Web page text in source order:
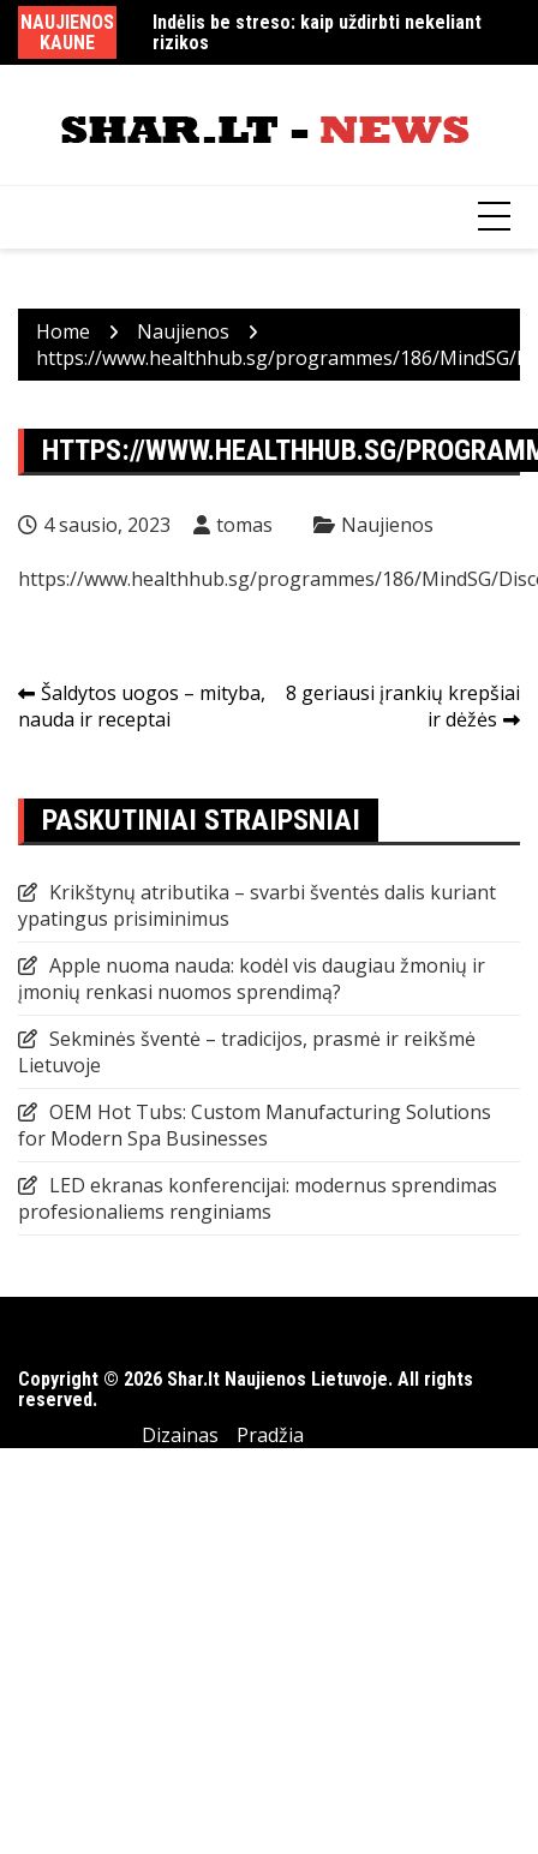
Skip
content
NAUJIENOS
KAUNE
dalis
Indėlis be streso: kaip uždirbti nekeliant
rizikos
Home
Naujienos
https://www.healthhub.sg/programmes/186/MindSG/
HTTPS://WWW.HEALTHHUB.SG/
4 sausio, 2023 tomas Naujienos
https://www.healthhub.sg/programmes/186/MindSG/
Navigacija
tarp
Šaldytos uogos – mityba,
nauda ir receptai
8 geriausi įrankių krepšiai
ir dėžės
PASKUTINIAI STRAIPSNIAI
Krikštynų atributika – svarbi šventės dalis kuriant
ypatingus prisiminimus
Apple nuoma nauda: kodėl vis daugiau žmonių ir
įmonių renkasi nuomos sprendimą?
Sekminės šventė – tradicijos, prasmė ir reikšmė
Lietuvoje
OEM Hot Tubs: Custom Manufacturing Solutions
for Modern Spa Businesses
LED ekranas konferencijai: modernus sprendimas
profesionaliems renginiams
Copyright © 2026 Shar.lt Naujienos Lietuvoje. All rights
reserved.
Dizainas Pradžia